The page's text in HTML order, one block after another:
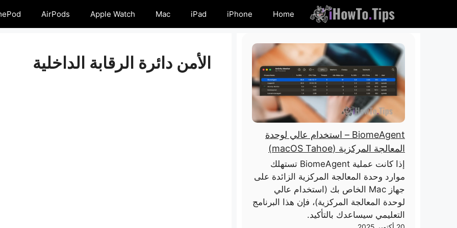
المحتوى
Home
iPhone
iPad
Mac
Apple Watch
AirPods
الأمن دائرة الرقابة الداخلية
BiomeAgent – ​​استخدام عالي لوحدة
المعالجة المركزية (macOS Tahoe)
إذا كانت عملية BiomeAgent تستهلك
موارد وحدة المعالجة المركزية الزائدة على
جهاز Mac الخاص بك (استخدام عالي
لوحدة المعالجة المركزية)، فإن هذا البرنامج
التعليمي سيساعدك بالتأكيد.